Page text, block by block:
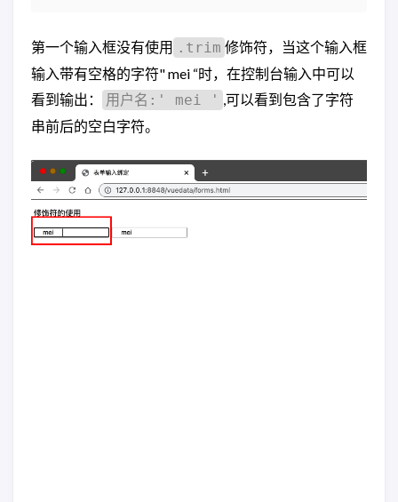
第一个输入框没有使用 .trim 修饰符，当这个输入框
输入带有空格的字符" mei “时，在控制台输入中可以
看到输出：
用户名:' mei ' ,可以看到包含了字符
串前后的空白字符。